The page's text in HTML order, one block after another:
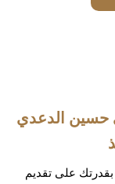
حسين الدعدي
بقدرتك على تقديم